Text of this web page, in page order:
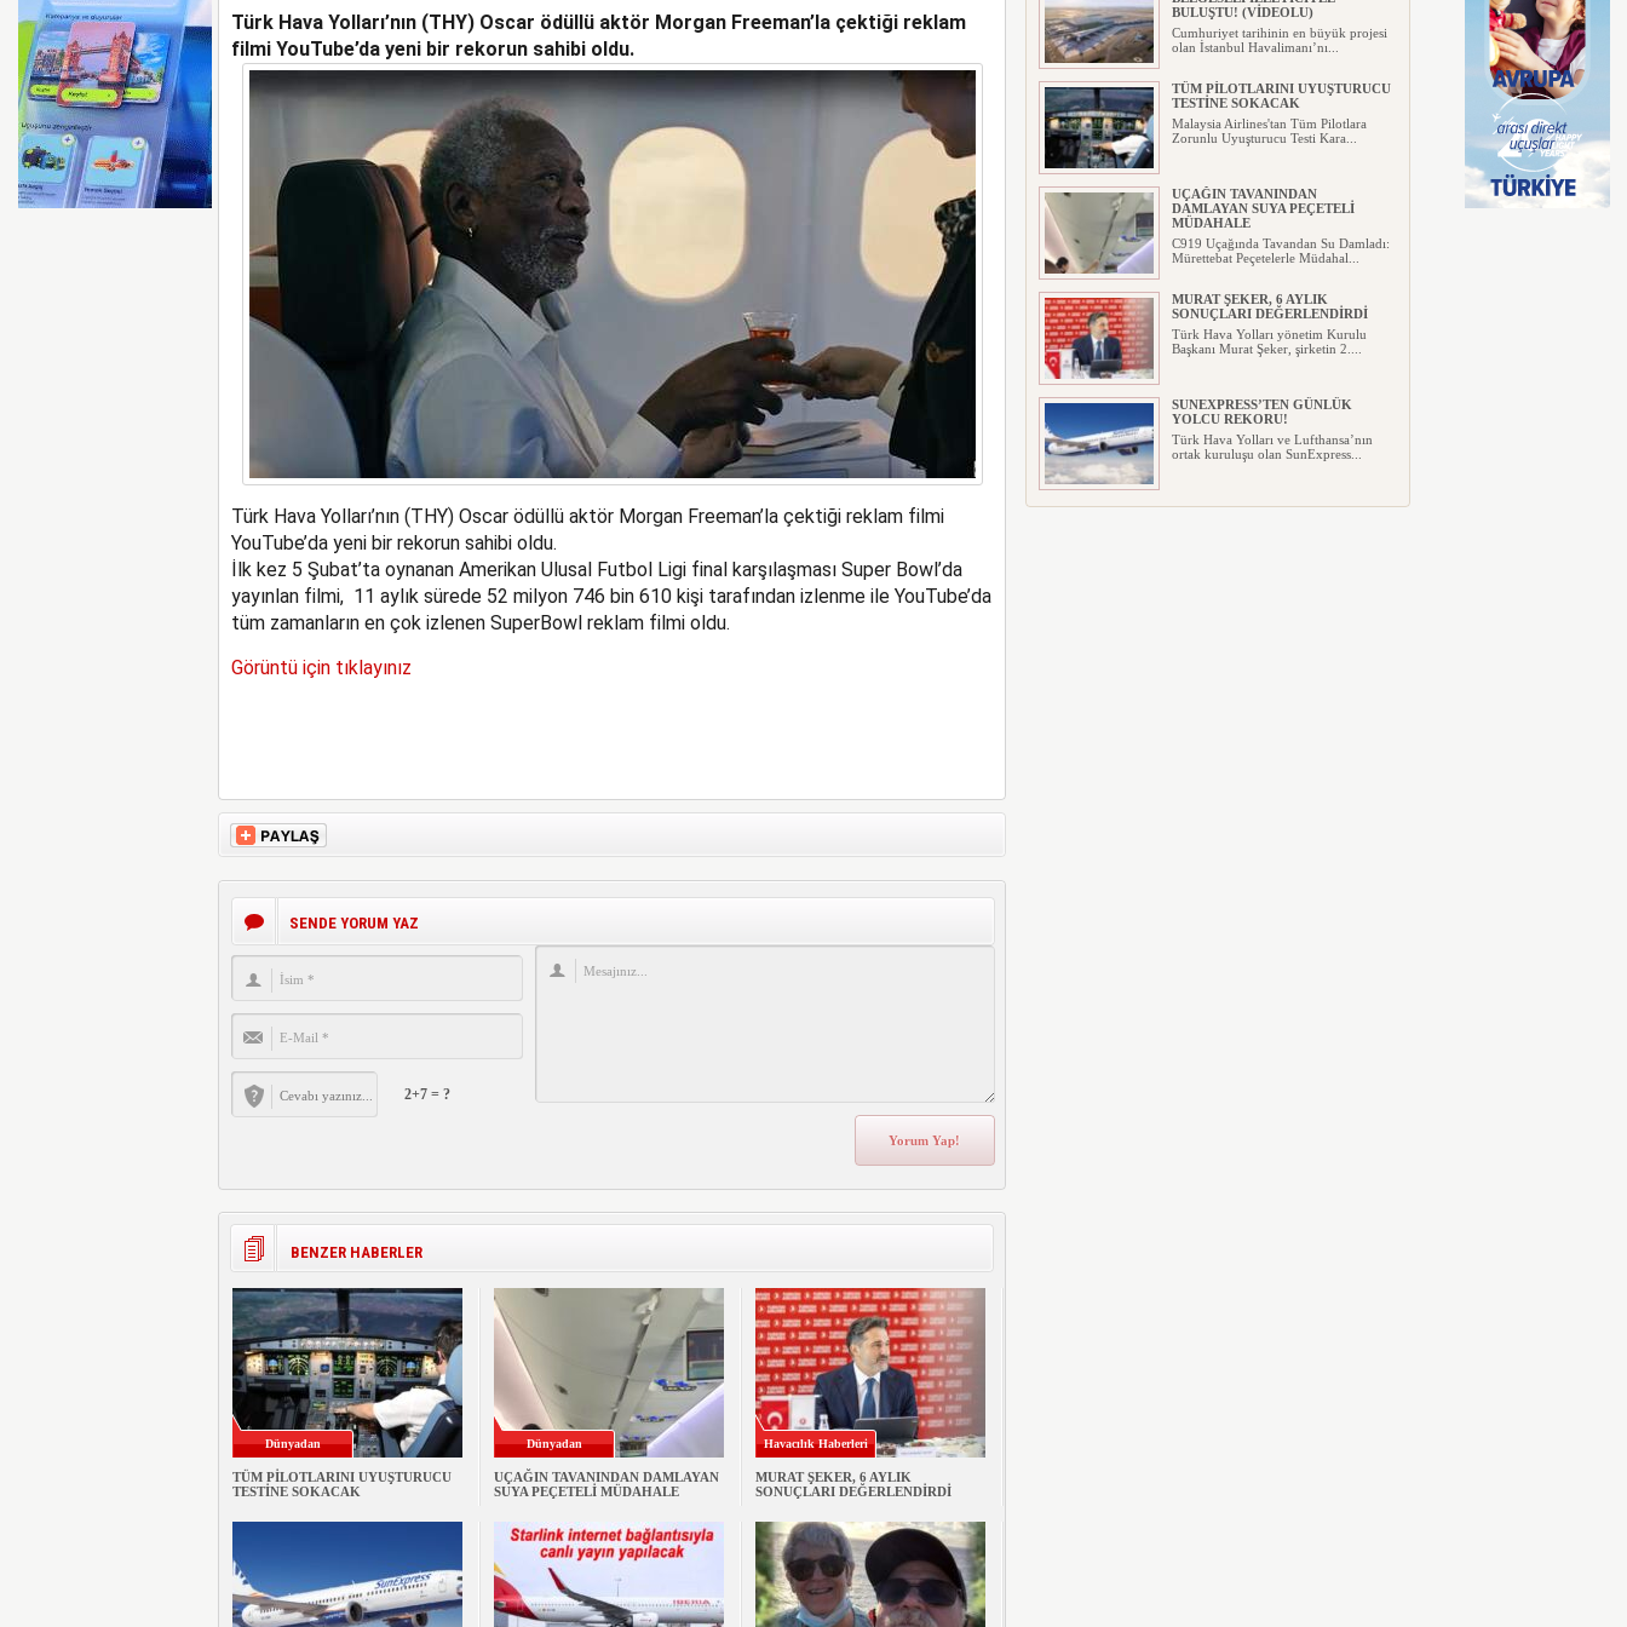
AYJET’E AİT EĞİTİM UÇAĞI KAZA KRIMA UĞRADI
Türk Hava Yolları’nın (THY) Oscar ödüllü aktör Morgan Freeman’la çektiği reklam
filmi YouTube’da yeni bir rekorun sahibi oldu.
Türk Hava Yolları’nın (THY) Oscar ödüllü aktör Morgan Freeman’la çektiği reklam filmi
YouTube’da yeni bir rekorun sahibi oldu.
İlk kez 5 Şubat’ta oynanan Amerikan Ulusal Futbol Ligi final karşılaşması Super Bowl’da
yayınlan filmi, 11 aylık sürede 52 milyon 746 bin 610 kişi tarafından izlenme ile YouTube’da
tüm zamanların en çok izlenen SuperBowl reklam filmi oldu.
Görüntü için tıklayınız
SENDE YORUM YAZ
2+7 = ?
BENZER HABERLER
Dünyadan
TÜM PİLOTLARINI UYUŞTURUCU
TESTİNE SOKACAK
Dünyadan
UÇAĞIN TAVANINDAN DAMLAYAN
SUYA PEÇETELİ MÜDAHALE
Havacılık Haberleri
MURAT ŞEKER, 6 AYLIK
SONUÇLARI DEĞERLENDİRDİ
BULUŞTU! (VİDEOLU)
Cumhuriyet tarihinin en büyük projesi
olan İstanbul Havalimanı’nı...
TÜM PİLOTLARINI UYUŞTURUCU
TESTİNE SOKACAK
Malaysia Airlines'tan Tüm Pilotlara
Zorunlu Uyuşturucu Testi Kara...
UÇAĞIN TAVANINDAN
DAMLAYAN SUYA PEÇETELİ
MÜDAHALE
C919 Uçağında Tavandan Su Damladı:
Mürettebat Peçetelerle Müdahal...
MURAT ŞEKER, 6 AYLIK
SONUÇLARI DEĞERLENDİRDİ
Türk Hava Yolları yönetim Kurulu
Başkanı Murat Şeker, şirketin 2....
SUNEXPRESS’TEN GÜNLÜK
YOLCU REKORU!
Türk Hava Yolları ve Lufthansa’nın
ortak kuruluşu olan SunExpress...
IBERYA HAVAYOLLARI GÜNEŞ